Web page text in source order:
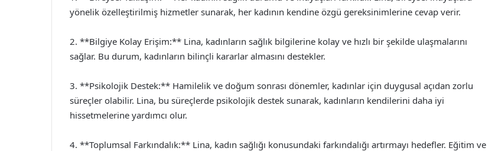
yönelik özelleştirilmiş hizmetler sunarak, her kadının kendine özgü gereksinimlerine cevap verir.
2. **Bilgiye Kolay Erişim:** Lina, kadınların sağlık bilgilerine kolay ve hızlı bir şekilde ulaşmalarını
sağlar. Bu durum, kadınların bilinçli kararlar almasını destekler.
3. **Psikolojik Destek:** Hamilelik ve doğum sonrası dönemler, kadınlar için duygusal açıdan zorlu
süreçler olabilir. Lina, bu süreçlerde psikolojik destek sunarak, kadınların kendilerini daha iyi
hissetmelerine yardımcı olur.
4. **Toplumsal Farkındalık:** Lina, kadın sağlığı konusundaki farkındalığı artırmayı hedefler. Eğitim ve